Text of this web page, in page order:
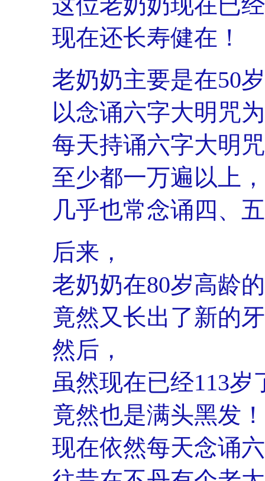
现在还长寿健在！
老奶奶主要是在50岁
以念诵六字大明咒为
每天持诵六字大明咒
至少都一万遍以上，
几乎也常念诵四、五
后来，
老奶奶在80岁高龄的
竟然又长出了新的牙
然后，
虽然现在已经113岁
竟然也是满头黑发！
现在依然每天念诵